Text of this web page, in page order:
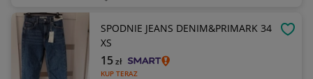
SPODNIE JEANS DENIM&PRIMARK 34
XS
KUP TERAZ
15zł